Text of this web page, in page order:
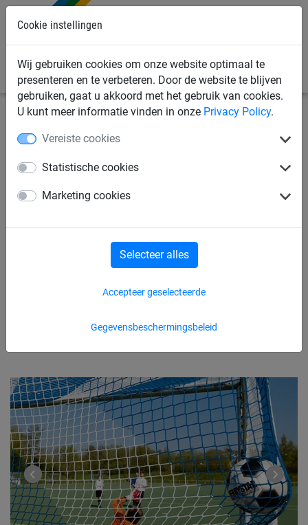
Cookie instellingen
Wij gebruiken cookies om onze website optimaal te
presenteren en te verbeteren. Door de website te blijven
gebruiken, gaat u akkoord met het gebruik van cookies.
U kunt meer informatie vinden in onze Privacy Policy.
Vereiste cookies
Statistische cookies
Marketing cookies
Gegevensbeschermingsbeleid
Accepteer geselecteerde
Selecteer alles
voetbaldoelnet 3mm PP,
vierkante maas 45 mm. 7.50m
diepte onder 2.00m